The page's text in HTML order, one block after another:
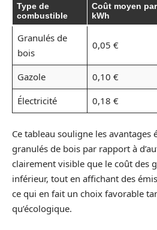
Type de
combustible
Coût moyen par
kWh
Granulés de
bois
0,05 €
Gazole 0,10 €
Électricité
0,18 €
Ce tableau souligne les avantages
granulés de bois par rapport à
clairement visible que le coût des
inférieur, tout en affichant des
ce qui en fait un choix favorable
qu’écologique.